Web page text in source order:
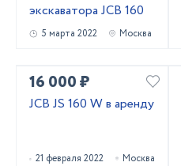
экскаватора JCB 160
5 марта 2022 Москва
16 000 ₽
JCB JS 160 W в аренду
21 февраля 2022 Москва